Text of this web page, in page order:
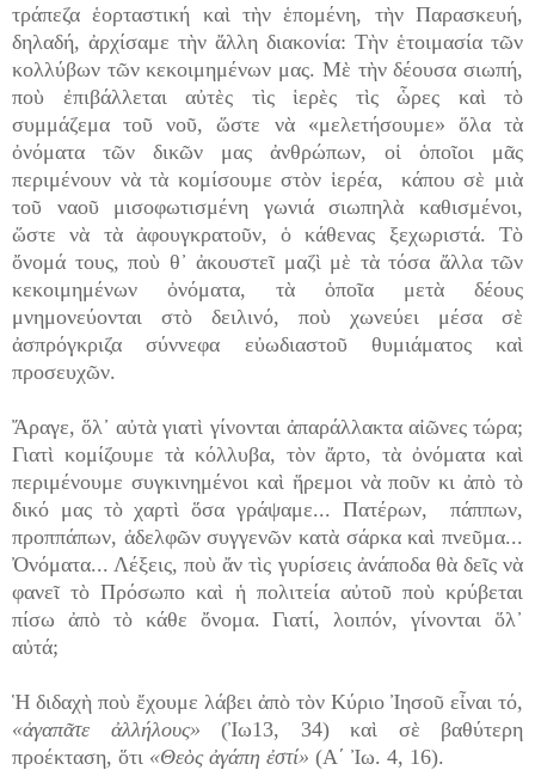
τράπεζα ἑορταστική καὶ τὴν ἑπομένη, τὴν Παρασκευή,
δηλαδή, ἀρχίσαμε τὴν ἄλλη διακονία: Τὴν ἑτοιμασία τῶν
κολλύβων τῶν κεκοιμημένων μας. Μὲ τὴν δέουσα σιωπή,
ποὺ ἐπιβάλλεται αὐτὲς τὶς ἱερὲς τὶς ὧρες καὶ τὸ
συμμάζεμα τοῦ νοῦ, ὥστε νὰ «μελετήσουμε» ὅλα τὰ
ὀνόματα τῶν δικῶν μας ἀνθρώπων, οἱ ὁποῖοι μᾶς
περιμένουν νὰ τὰ κομίσουμε στὸν ἱερέα, κάπου σὲ μιὰ
τοῦ ναοῦ μισοφωτισμένη γωνιά σιωπηλὰ καθισμένοι,
ὥστε νὰ τὰ ἀφουγκρατοῦν, ὁ κάθενας ξεχωριστά. Τὸ
ὄνομά τους, ποὺ θ᾿ ἀκουστεῖ μαζὶ μὲ τὰ τόσα ἄλλα τῶν
κεκοιμημένων ὀνόματα, τὰ ὁποῖα μετὰ δέους
μνημονεύονται στὸ δειλινό, ποὺ χωνεύει μέσα σὲ
ἀσπρόγκριζα σύννεφα εὐωδιαστοῦ θυμιάματος καὶ
προσευχῶν.
Ἄραγε, ὅλ᾿ αὐτὰ γιατὶ γίνονται ἀπαράλλακτα αἰῶνες τώρα;
Γιατὶ κομίζουμε τὰ κόλλυβα, τὸν ἄρτο, τὰ ὀνόματα καὶ
περιμένουμε συγκινημένοι καὶ ἥρεμοι νὰ ποῦν κι ἀπὸ τὸ
δικό μας τὸ χαρτὶ ὅσα γράψαμε... Πατέρων, πάππων,
προππάπων, ἀδελφῶν συγγενῶν κατὰ σάρκα καὶ πνεῦμα...
Ὀνόματα... Λέξεις, ποὺ ἄν τὶς γυρίσεις ἀνάποδα θὰ δεῖς νὰ
φανεῖ τὸ Πρόσωπο καὶ ἡ πολιτεία αὐτοῦ ποὺ κρύβεται
πίσω ἀπὸ τὸ κάθε ὄνομα. Γιατί, λοιπόν, γίνονται ὅλ᾿
αὐτά;
Ἡ διδαχὴ ποὺ ἔχουμε λάβει ἀπὸ τὸν Κύριο Ἰησοῦ εἶναι τό,
«ἀγαπᾶτε ἀλλήλους» (Ἰω13, 34) καὶ σὲ βαθύτερη
προέκταση, ὅτι «Θεὸς ἀγάπη ἐστί» (Α΄ Ἰω. 4, 16).